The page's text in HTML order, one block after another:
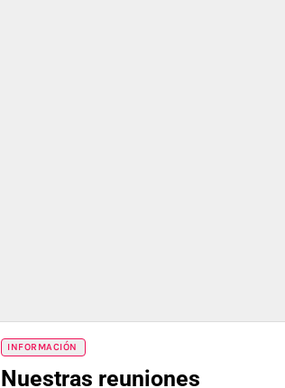
INFORMACIÓN
Nuestras reuniones